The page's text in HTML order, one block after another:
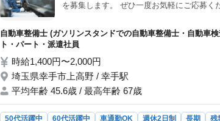
を募集します。 ぜひ一度お気軽にご応募く
自動車整備士 (ガソリンスタンドでの自動車整備士・自動車
ト・パート・派遣社員
時給1,400円〜2,000円
埼玉県幸手市上高野 / 幸手駅
平均年齢 45.6歳 / 最高年齢 67歳
50代活躍中 60代活躍中 車通勤OK 週休2日制 長期 残